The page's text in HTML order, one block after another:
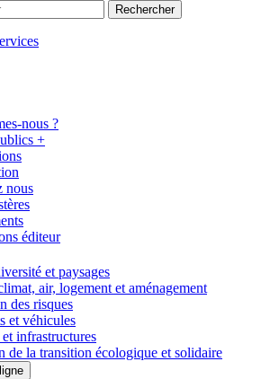
Rechercher
nous ?
+
nous
éditeur
et paysages
air, logement et aménagement
des risques
et véhicules
infrastructures
de la transition écologique et solidaire